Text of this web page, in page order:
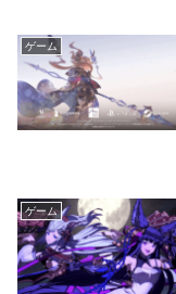
ゲーム
ゲーム